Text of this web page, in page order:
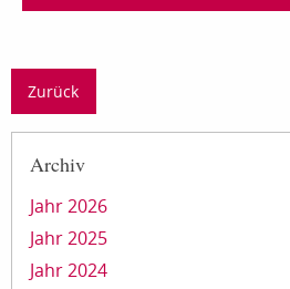
Zurück
Archiv
Jahr 2026
Jahr 2025
Jahr 2024